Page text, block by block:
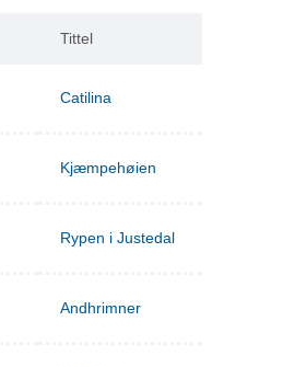
Tittel
Catilina
Kjæmpehøien
Rypen i Justedal
Andhrimner